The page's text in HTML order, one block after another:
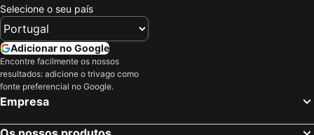
Selecione o seu país
Adicionar no Google
Encontre facilmente os nossos
resultados: adicione o trivago como
fonte preferencial no Google.
Empresa